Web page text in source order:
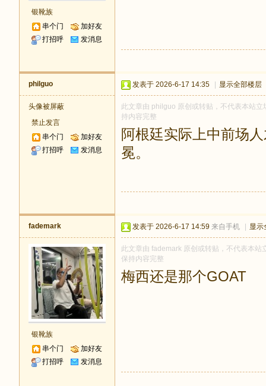
银靴族
串个门
加好友
打招呼
发消息
philguo
头像被屏蔽
禁止发言
串个门
加好友
打招呼
发消息
发表于 2026-6-17 14:35 显示全部楼层
此文章由 philguo 原创或转贴，不代表本站
持内容完整
阿根廷实际上中前场
冕。
fademark
银靴族
串个门
加好友
打招呼
发消息
发表于 2026-6-17 14:59 来自手机 显示
此文章由 fademark 原创或转贴，不代表本
保持内容完整
梅西还是那个GOAT